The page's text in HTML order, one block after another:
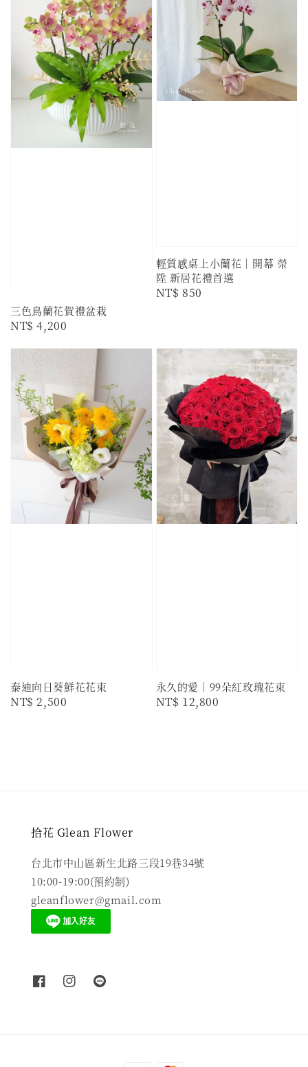
三色鳥蘭花賀禮盆栽
Regular
NT$ 4,200
輕質感桌上小蘭花｜開幕 榮
陞 新居花禮首選
Regular
NT$ 850
泰迪向日葵鮮花花束
Regular
NT$ 2,500
永久的愛｜99朵紅玫瑰花束
Regular
NT$ 12,800
拾花 Glean Flower
台北市中山區新生北路三段19巷34號
10:00-19:00(預約制)
gleanflower@gmail.com